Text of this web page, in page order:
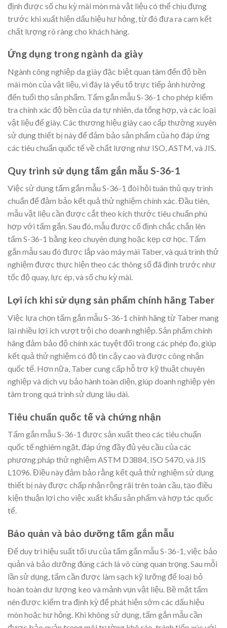
định được số chu kỳ mài mòn mà vật liệu có thể chịu đựng
trước khi xuất hiện dấu hiệu hư hỏng, từ đó đưa ra cam kết
chất lượng rõ ràng cho khách hàng.
Ứng dụng trong ngành da giày
Ngành công nghiệp da giày đặc biệt quan tâm đến độ bền
mài mòn của vật liệu, vì đây là yếu tố trực tiếp ảnh hưởng
đến tuổi thọ sản phẩm. Tấm gắn mẫu S-36-1 cho phép kiểm
tra chính xác độ bền của da tự nhiên, da tổng hợp, và các loại
vật liệu đế giày. Các thương hiệu giày cao cấp thường xuyên
sử dụng thiết bị này để đảm bảo sản phẩm của họ đáp ứng
các tiêu chuẩn quốc tế về chất lượng như ISO, ASTM, và JIS.
Quy trình sử dụng tấm gắn mẫu S-36-1
Việc sử dụng tấm gắn mẫu S-36-1 đòi hỏi tuân thủ quy trình
chuẩn để đảm bảo kết quả thử nghiệm chính xác. Đầu tiên,
mẫu vật liệu cần được cắt theo kích thước tiêu chuẩn phù
hợp với tấm gắn. Sau đó, mẫu được cố định chắc chắn lên
tấm S-36-1 bằng keo chuyên dụng hoặc kẹp cơ học. Tấm
gắn mẫu sau đó được lắp vào máy mài Taber, và quá trình thử
nghiệm được thực hiện theo các thông số đã định trước như
tốc độ quay, lực ép, và số chu kỳ mài.
Lợi ích khi sử dụng sản phẩm chính hãng Taber
Việc lựa chọn tấm gắn mẫu S-36-1 chính hãng từ Taber mang
lại nhiều lợi ích vượt trội cho doanh nghiệp. Sản phẩm chính
hãng đảm bảo độ chính xác tuyệt đối trong các phép đo, giúp
kết quả thử nghiệm có độ tin cậy cao và được công nhận
quốc tế. Hơn nữa, Taber cung cấp hỗ trợ kỹ thuật chuyên
nghiệp và dịch vụ bảo hành toàn diện, giúp doanh nghiệp yên
tâm trong quá trình sử dụng lâu dài.
Tiêu chuẩn quốc tế và chứng nhận
Tấm gắn mẫu S-36-1 được sản xuất theo các tiêu chuẩn
quốc tế nghiêm ngặt, đáp ứng đầy đủ yêu cầu của các
phương pháp thử nghiệm ASTM D3884, ISO 5470, và JIS
L1096. Điều này đảm bảo rằng kết quả thử nghiệm sử dụng
thiết bị này được chấp nhận rộng rãi trên toàn cầu, tạo điều
kiện thuận lợi cho việc xuất khẩu sản phẩm và hợp tác quốc
tế.
Bảo quản và bảo dưỡng tấm gắn mẫu
Để duy trì hiệu suất tối ưu của tấm gắn mẫu S-36-1, việc bảo
quản và bảo dưỡng đúng cách là vô cùng quan trọng. Sau mỗi
lần sử dụng, tấm cần được làm sạch kỹ lưỡng để loại bỏ
hoàn toàn dư lượng keo và mảnh vụn vật liệu. Bề mặt tấm
nên được kiểm tra định kỳ để phát hiện sớm các dấu hiệu
mòn hoặc hư hỏng. Khi không sử dụng, tấm gắn mẫu cần